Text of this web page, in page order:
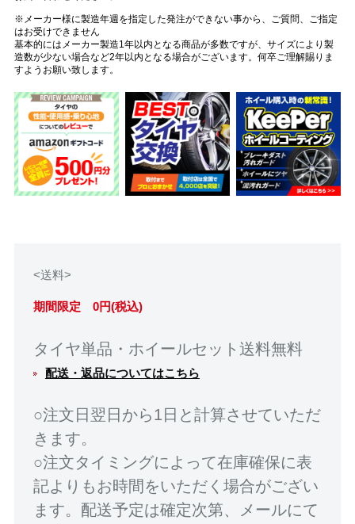
※メーカー様に製造年週を指定した発注ができない事から、ご質問、ご指定
はお受けできません
基本的にはメーカー製造1年以内となる商品が多数ですが、サイズにより製
造数が少ない場合など2年以内となる場合がございます。何卒ご理解賜りま
すようお願い致します。
<送料>
期間限定 0円(税込)
タイヤ単品・ホイールセット送料無料
配送・返品についてはこちら
○注文日翌日から1日と計算させていただ
きます。
○注文タイミングによって在庫確保に表
記よりもお時間をいただく場合がござい
ます。配送予定は確定次第、メールにて